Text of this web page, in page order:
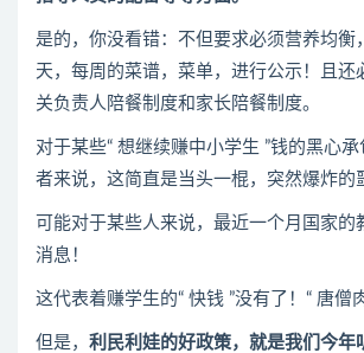
是的，你没看错：不但要求必须营养均衡
天，每周的菜谱，菜单，进行公示！且还
关负责人陪餐制度和家长陪餐制度。
对于某些“ 想继续赚中小学生 ”钱的黑心
者来说，这简直是当头一棍，突然爆炸的
可能对于某些人来说，最近一个月国家的
消息！
这代表着赚学生的“ 快钱 ”没有了！“ 唐僧
但是， 利民利娃的好政策，就是我们今年